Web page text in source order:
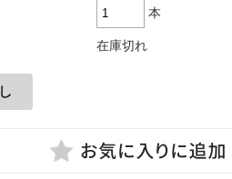
本
在庫切れ